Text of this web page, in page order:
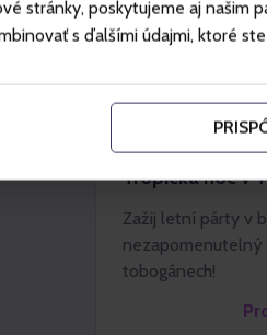
stránky, poskytujeme aj našim
s ďalšími údajmi, ktoré
VODNÝ PARK
Tropická noc v
Zažij letní párty v
nezapomenutelný
tobogánech!